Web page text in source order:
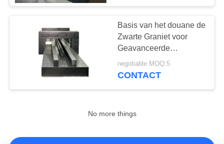
Basis van het douane de
Zwarte Graniet voor
Geavanceerde
Lasermachine
negotiable MOQ:5
CONTACT
No more things